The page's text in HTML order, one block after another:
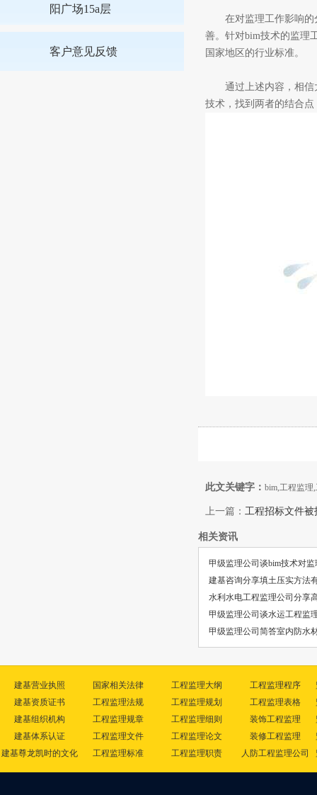
阳广场15a层
客户意见反馈
在对监理工作影响的分
善。针对bim技术的监理
国家地区的行业标准。
通过上述内容，相信大
技术，找到两者的结合
此文关键字： bim,工程监理
上一篇： 工程招标文件
相关资讯
甲级监理公司谈bim技术对
建基咨询分享填土压实方法
水利水电工程监理公司分享
甲级监理公司谈水运工程监
甲级监理公司简答室内防水
建基营业执照
建基资质证书
建基组织机构
建基体系认证
建基尊龙凯时的文化
国家相关法律
工程监理法规
工程监理规章
工程监理文件
工程监理标准
工程监理大纲
工程监理规划
工程监理细则
工程监理论文
工程监理职责
工程监理程序
工程监理表格
装饰工程监理
装修工程监理
人防工程监理公司